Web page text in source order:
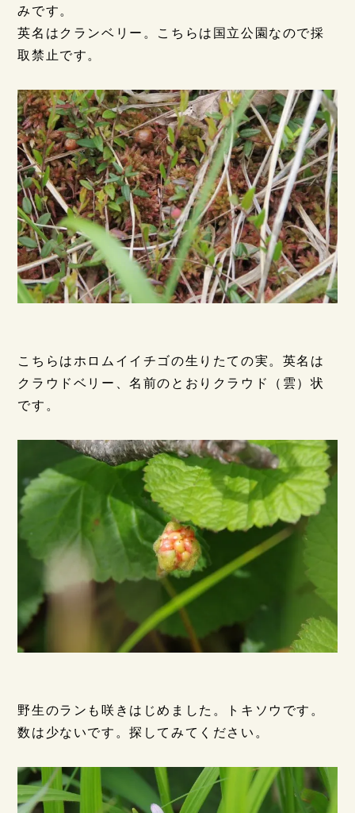
みです。
英名はクランベリー。こちらは国立公園なので採
取禁止です。
こちらはホロムイイチゴの生りたての実。英名は
クラウドベリー、名前のとおりクラウド（雲）状
です。
野生のランも咲きはじめました。トキソウです。
数は少ないです。探してみてください。